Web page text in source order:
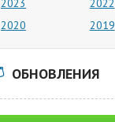
2023 2022
2020
2019
ОБНОВЛЕНИЯ